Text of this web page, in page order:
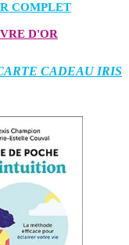
COMPLET
D'OR
CADEAU IRIS